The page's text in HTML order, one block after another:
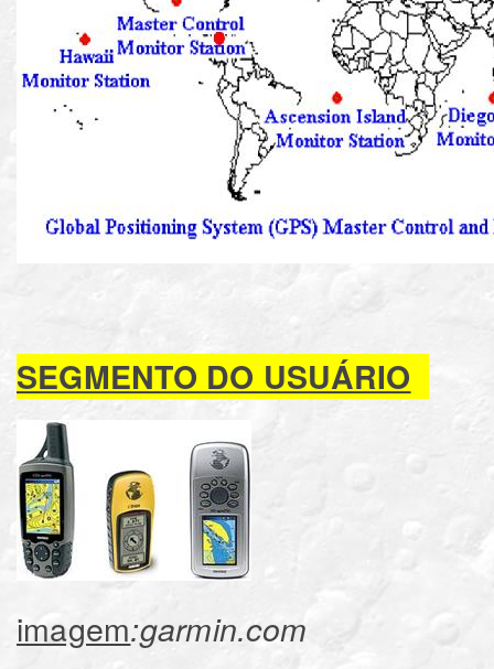
SEGMENTO DO USUÁRIO
imagem:garmin.com